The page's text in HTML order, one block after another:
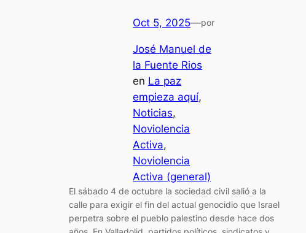
Oct 5, 2025—por
José Manuel de
la Fuente Rios
en La paz
empieza aquí
Noticias
Noviolencia
Activa
Noviolencia
Activa (general)
El sábado 4 de octubre la sociedad civil salió a la
calle para exigir el fin del actual genocidio que Israel
perpetra sobre el pueblo palestino desde hace dos